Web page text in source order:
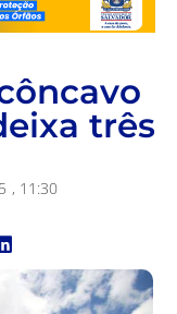
três
, 11:30